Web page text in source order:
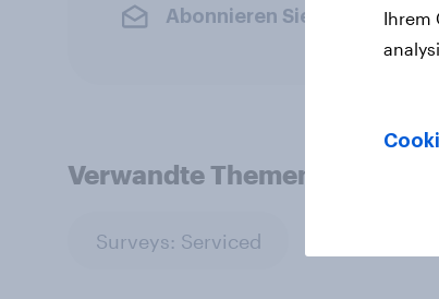
Abonnieren Sie den
Verwandte Themen
Surveys: Serviced
Ihrem